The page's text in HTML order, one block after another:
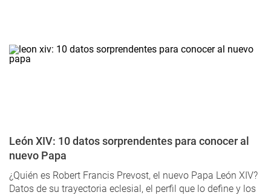
León XIV: 10 datos sorprendentes para conocer al
nuevo Papa
¿Quién es Robert Francis Prevost, el nuevo Papa León XIV?
Datos de su trayectoria eclesial, el perfil que lo define y los